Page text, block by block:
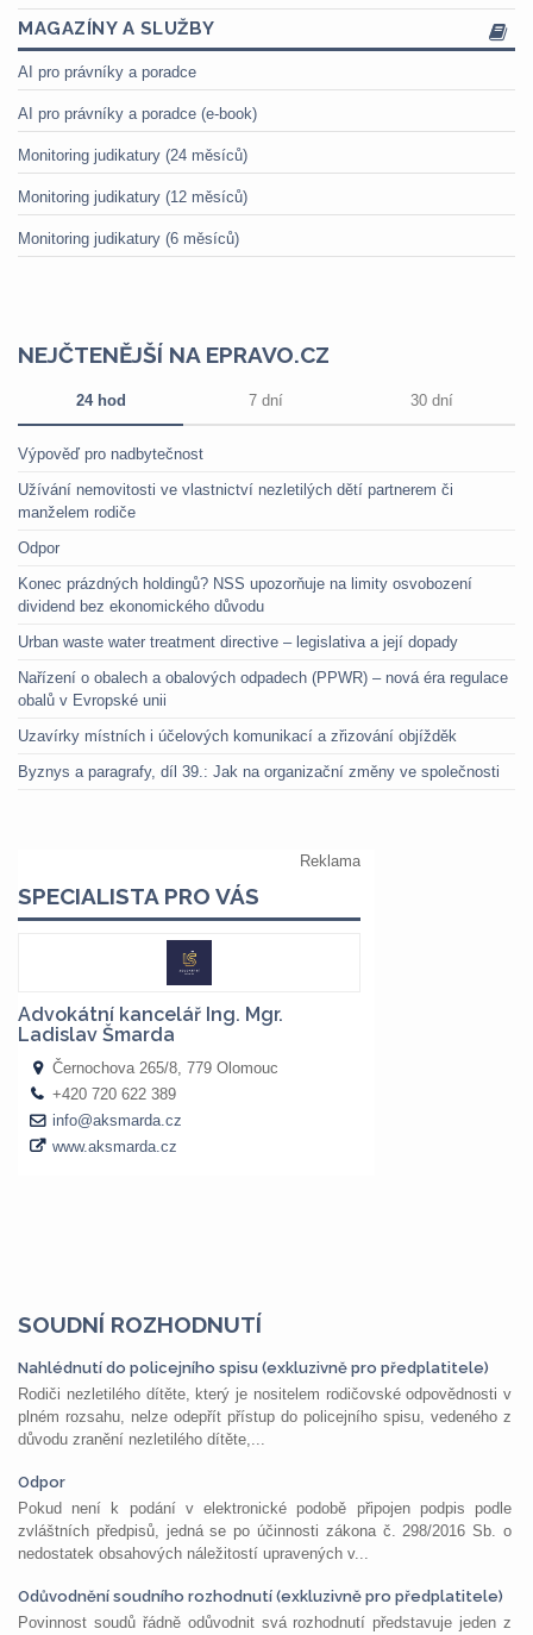
MAGAZÍNY A SLUŽBY
AI pro právníky a poradce
AI pro právníky a poradce (e-book)
Monitoring judikatury (24 měsíců)
Monitoring judikatury (12 měsíců)
Monitoring judikatury (6 měsíců)
NEJČTENĚJŠÍ NA EPRAVO.CZ
24 hod 7 dní 30 dní
Výpověď pro nadbytečnost
Užívání nemovitosti ve vlastnictví nezletilých dětí partnerem či
manželem rodiče
Odpor
Konec prázdných holdingů? NSS upozorňuje na limity osvobození
dividend bez ekonomického důvodu
Urban waste water treatment directive – legislativa a její dopady
Nařízení o obalech a obalových odpadech (PPWR) – nová éra regulace
obalů v Evropské unii
Uzavírky místních i účelových komunikací a zřizování objížděk
Byznys a paragrafy, díl 39.: Jak na organizační změny ve společnosti
SOUDNÍ ROZHODNUTÍ
Nahlédnutí do policejního spisu (exkluzivně pro předplatitele)
Rodiči nezletilého dítěte, který je nositelem rodičovské odpovědnosti v
plném rozsahu, nelze odepřít přístup do policejního spisu, vedeného z
důvodu zranění nezletilého dítěte,...
Odpor
Pokud není k podání v elektronické podobě připojen podpis podle
zvláštních předpisů, jedná se po účinnosti zákona č. 298/2016 Sb. o
nedostatek obsahových náležitostí upravených v...
Odůvodnění soudního rozhodnutí (exkluzivně pro předplatitele)
Povinnost soudů řádně odůvodnit svá rozhodnutí představuje jeden z